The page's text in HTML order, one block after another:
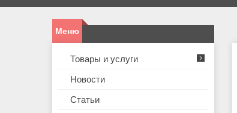
Товары и услуги
Новости
Статьи